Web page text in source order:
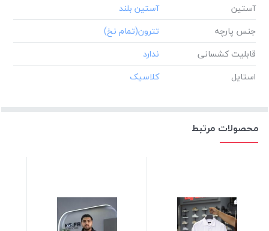
آستین
جنس پارچه
قابلیت کشسانی
استایل
محصولات مرتبط